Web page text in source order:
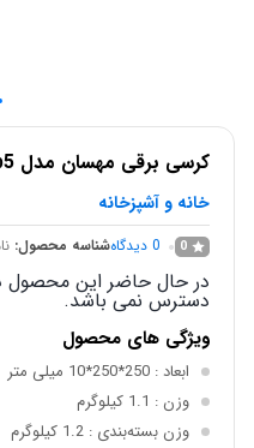
کرسی برقی مهسان مدل dib5
خانه و آشپزخانه
0
0 دیدگاهشناسه محصول:
در حال حاضر این محصول
دسترس نمی باشد.
ویژگی های محصول
ابعاد: 250*250*10 میلی متر
وزن : 1.1 کیلوگرم
وزن بسته‌بندی : 1.2 کیلوگرم